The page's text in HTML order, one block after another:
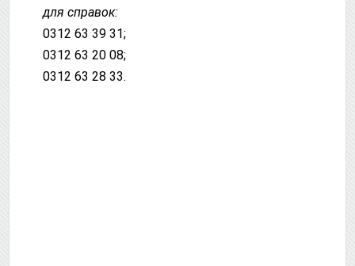
для справок:
0312 63 39 31;
0312 63 20 08;
0312 63 28 33.